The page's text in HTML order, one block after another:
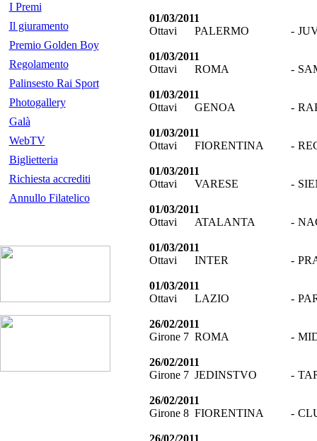
I Premi
Il giuramento
Premio Golden Boy
Regolamento
Palinsesto Rai Sport
Photogallery
Galà
WebTV
Biglietteria
Richiesta accrediti
Annullo Filatelico
01/03/2011
Ottavi
PALERMO -
01/03/2011
Ottavi
ROMA -
01/03/2011
Ottavi
GENOA -
01/03/2011
Ottavi
FIORENTINA -
01/03/2011
Ottavi
VARESE -
01/03/2011
Ottavi
ATALANTA -
01/03/2011
Ottavi
INTER -
01/03/2011
Ottavi
LAZIO -
26/02/2011
Girone 7 ROMA -
26/02/2011
Girone 7 JEDINSTVO -
26/02/2011
Girone 8 FIORENTINA -
26/02/2011